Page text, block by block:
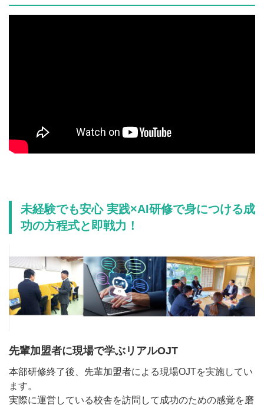
未経験でも安心 実践×AI研修で身につける成
功の方程式と即戦力！
先輩加盟者に現場で学ぶリアルOJT
本部研修終了後、先輩加盟者による現場OJTを実施してい
ます。
実際に運営している校舎を訪問して成功のための感覚を磨